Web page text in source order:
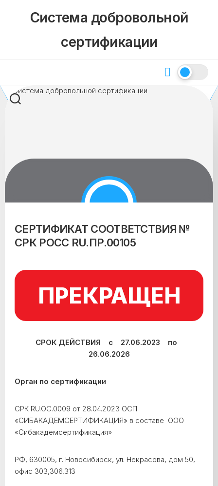
Система добровольной
сертификации
СЕРТИФИКАТ СООТВЕТСТВИЯ №
СРК РОСС RU.ПР.00105
ПРЕКРАЩЕН
СРОК ДЕЙСТВИЯ с 27.06.2023 по
26.06.2026
Орган по сертификации
СРК RU.ОС.0009 от 28.04.2023 ОСП
«СИБАКАДЕМСЕРТИФИКАЦИЯ» в составе ООО
«Сибакадемсертификация»
РФ, 630005, г. Новосибирск, ул. Некрасова, дом 50,
офис 303,306,313